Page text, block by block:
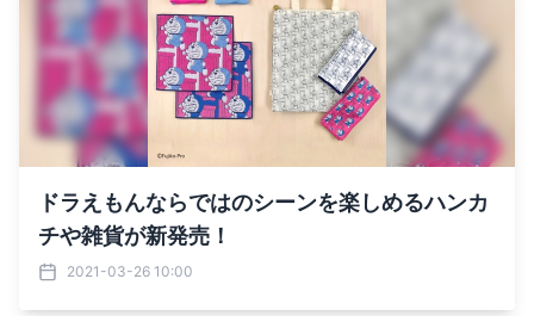
ドラえもんならではのシーンを楽しめるハンカ
チや雑貨が新発売！
2021-03-26 10:00